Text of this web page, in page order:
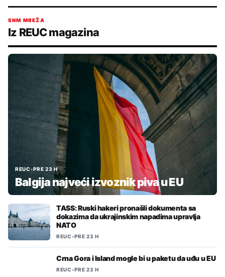
SNM MREŽA
Iz REUC magazina
REUC•PRE 23 H
Balgija najveći izvoznik piva u EU
TASS: Ruski hakeri pronašli dokumenta sa
dokazima da ukrajinskim napadima upravlja
NATO
REUC•PRE 23 H
Crna Gora i Island mogle bi u paketu da uđu u EU
REUC•PRE 23 H